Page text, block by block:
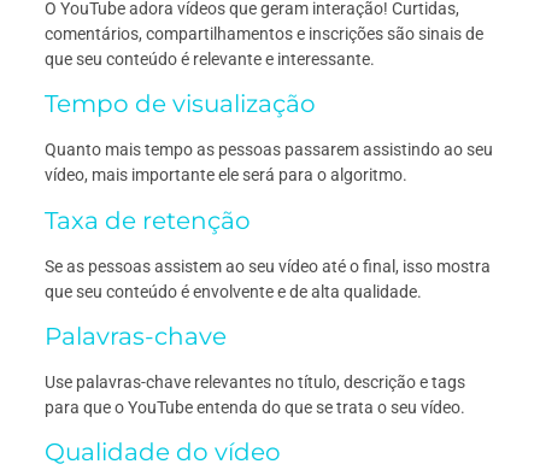
O YouTube adora vídeos que geram interação! Curtidas,
comentários, compartilhamentos e inscrições são sinais de
que seu conteúdo é relevante e interessante.
Tempo de visualização
Quanto mais tempo as pessoas passarem assistindo ao seu
vídeo, mais importante ele será para o algoritmo.
Taxa de retenção
Se as pessoas assistem ao seu vídeo até o final, isso mostra
que seu conteúdo é envolvente e de alta qualidade.
Palavras-chave
Use palavras-chave relevantes no título, descrição e tags
para que o YouTube entenda do que se trata o seu vídeo.
Qualidade do vídeo